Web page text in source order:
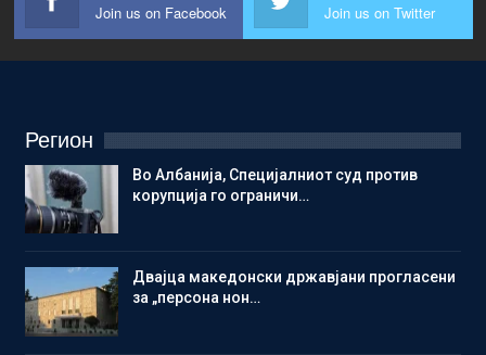
Join us on Facebook Join us on Twitter
Регион
Во Албанија, Специјалниот суд против
корупција го ограничи…
Двајца македонски државјани прогласени
за „персона нон…